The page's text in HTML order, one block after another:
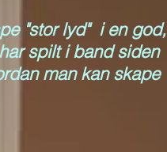
"stor lyd" i en god,
spilt i band siden
man kan skape